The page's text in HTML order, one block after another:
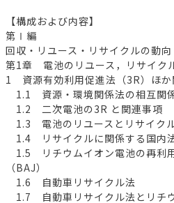
【構成および内容】
第Ⅰ編
回収・リユース・リサイクルの動向
第1章 電池のリユース，リサイク
1 資源有効利用促進法（3R）ほか
1.1 資源・環境関係法の相互関
1.2 二次電池の3R と関連事項
1.3 電池のリユースとリサイクル
1.4 リサイクルに関係する国内
1.5 リチウムイオン電池の再利
（BAJ）
1.6 自動車リサイクル法
1.7 自動車リサイクル法とリチ